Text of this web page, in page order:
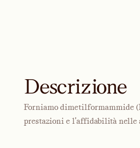
Descrizione
Forniamo dimetilformammide
prestazioni e l'affidabilità nelle